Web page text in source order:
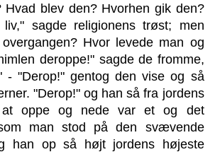
Hvad blev den? Hvorhen gik den?
sagde religionens trøst; men
Hvor levede man og
deroppe!" sagde de fromme,
- "Derop!" gentog den vise og så
"Derop!" og han så fra jordens
at oppe og nede var et og det
man stod på den svævende
han op så højt jordens højeste